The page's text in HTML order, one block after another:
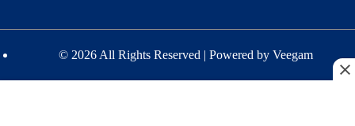
© 2026 All Rights Reserved | Powered by Veegam